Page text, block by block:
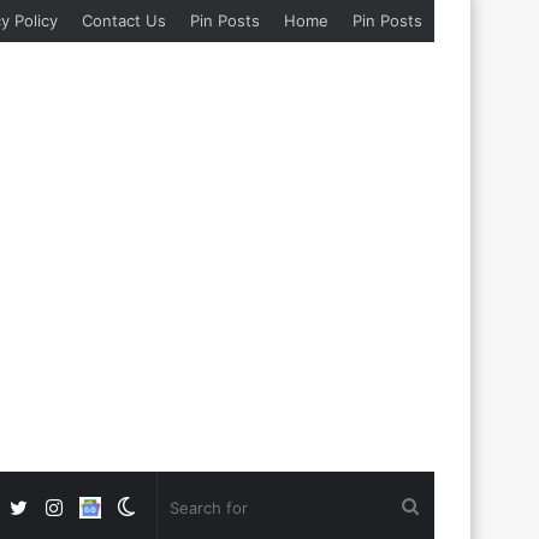
Policy Contact Us Pin Posts Home Pin Posts
Switch
Google
Instagram
Twitter
Facebook